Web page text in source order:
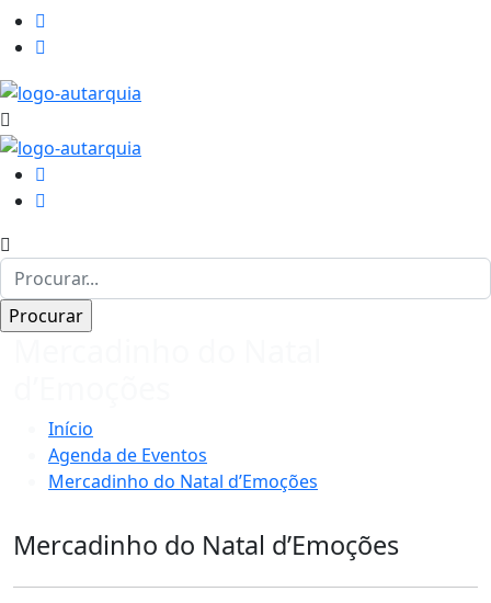
Início
Agenda de Eventos
Mercadinho do Natal d’Emoções
Mercadinho do Natal d’Emoções